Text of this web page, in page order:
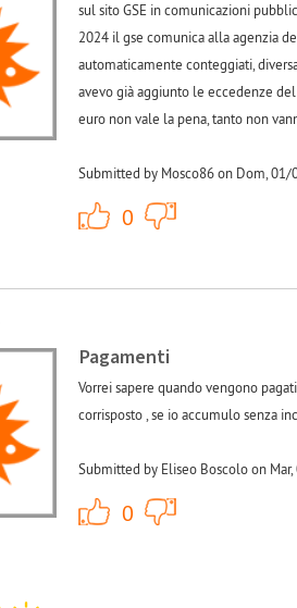
sul sito GSE in comunicazioni
2024 il gse comunica alla agenzia
automaticamente conteggiati,
avevo già aggiunto le eccedenze
euro non vale la pena, tanto non
Submitted by Mosco86 on Dom, 01/
0
Pagamenti
Vorrei sapere quando vengono
corrisposto , se io accumulo senza
Submitted by Eliseo Boscolo on
0